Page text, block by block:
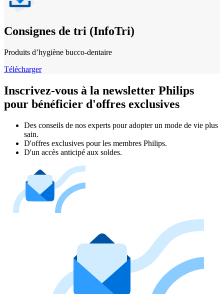
Consignes de tri (InfoTri)
Produits d’hygiène bucco‐dentaire
Télécharger
Inscrivez-vous à la newsletter Philips
pour bénéficier d'offres exclusives
Des conseils de nos experts pour adopter un mode de vie plus
sain.
D'offres exclusives pour les membres Philips.
D'un accès anticipé aux soldes.